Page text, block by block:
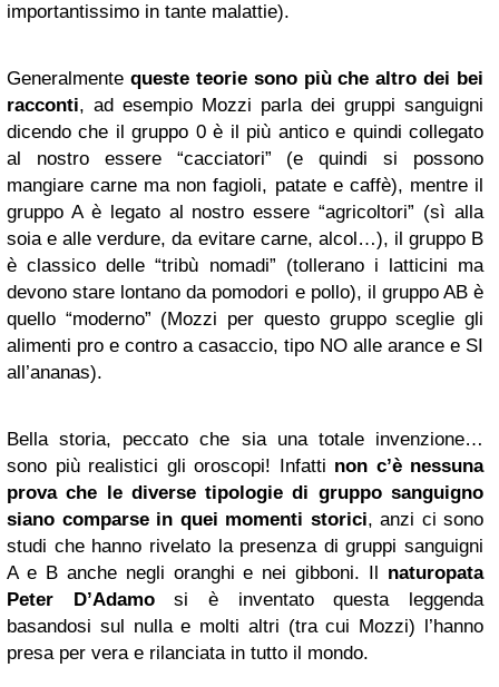
importantissimo in tante malattie).
Generalmente queste teorie sono più che altro dei bei
racconti, ad esempio Mozzi parla dei gruppi sanguigni
dicendo che il gruppo 0 è il più antico e quindi collegato
al nostro essere “cacciatori” (e quindi si possono
mangiare carne ma non fagioli, patate e caffè), mentre il
gruppo A è legato al nostro essere “agricoltori” (sì alla
soia e alle verdure, da evitare carne, alcol…), il gruppo B
è classico delle “tribù nomadi” (tollerano i latticini ma
devono stare lontano da pomodori e pollo), il gruppo AB è
quello “moderno” (Mozzi per questo gruppo sceglie gli
alimenti pro e contro a casaccio, tipo NO alle arance e SI
all’ananas).
Bella storia, peccato che sia una totale invenzione…
sono più realistici gli oroscopi! Infatti non c’è nessuna
prova che le diverse tipologie di gruppo sanguigno
siano comparse in quei momenti storici, anzi ci sono
studi che hanno rivelato la presenza di gruppi sanguigni
A e B anche negli oranghi e nei gibboni. Il naturopata
Peter D’Adamosi è inventato questa leggenda
basandosi sul nulla e molti altri (tra cui Mozzi) l’hanno
presa per vera e rilanciata in tutto il mondo.